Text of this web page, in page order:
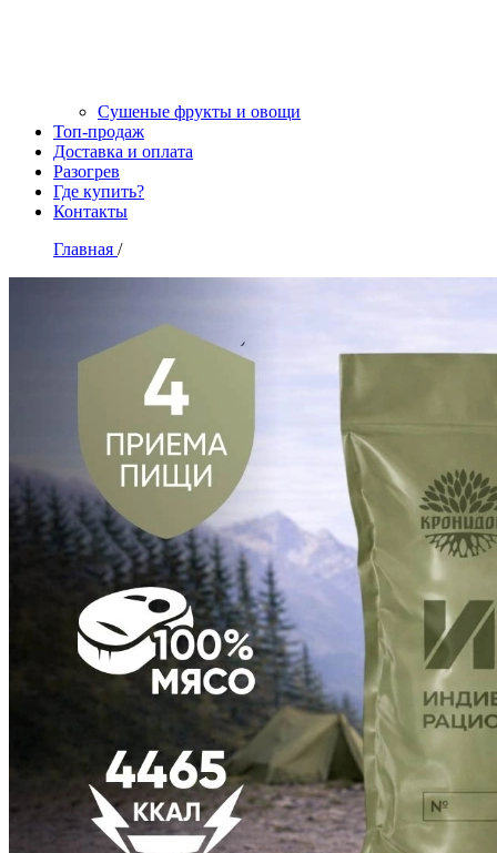
Сушеные фрукты и овощи
Топ-продаж
Доставка и оплата
Разогрев
Где купить?
Контакты
Главная /